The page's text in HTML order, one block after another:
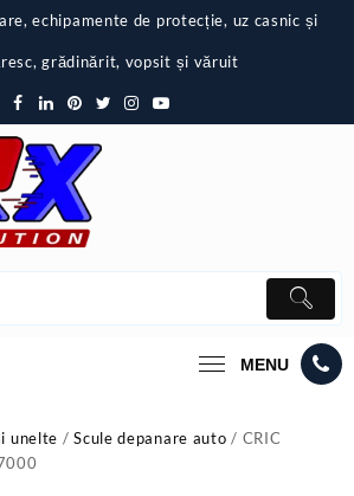
echipamente de protecție, uz casnic și
grădinărit, vopsit și văruit
MENU
unelte /Scule depanare auto / CRIC